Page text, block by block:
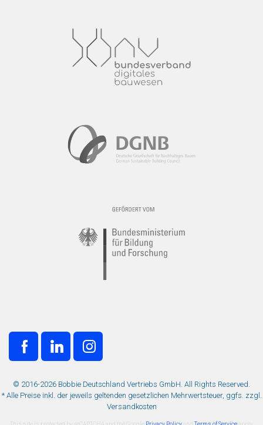
© 2016-2026 Bobbie Deutschland Vertriebs GmbH. All Rights Reserved.
* Alle Preise inkl. der jeweils geltenden gesetzlichen Mehrwertsteuer, ggfs. zzgl.
Versandkosten